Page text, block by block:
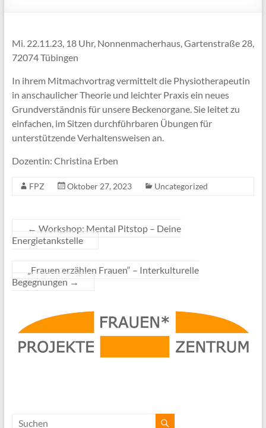
Mi. 22.11.23, 18 Uhr, Nonnenmacherhaus, Gartenstraße 28,
72074 Tübingen
In ihrem Mitmachvortrag vermittelt die Physiotherapeutin
in anschaulicher Theorie und leichter Praxis ein neues
Grundverständnis für unsere Beckenorgane. Sie leitet zu
einfachen, im Sitzen durchführbaren Übungen für
unterstützende Verhaltensweisen an.
Dozentin: Christina Erben
FPZ Oktober 27, 2023 Uncategorized
← Workshop: Mental Pitstop – Deine
Energietankstelle
„Frauen erzählen Frauen“ – Interkulturelle
Begegnungen →